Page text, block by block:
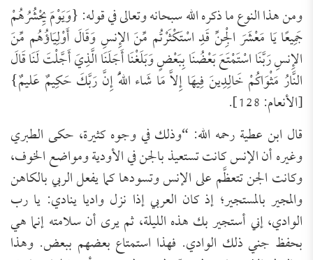
ومن هذا النوع ما ذكره الله سبحانه وتعالى في قوله: {وَيَوْمَ يِحْشُرُهُمْ
جَمِيعًا يَا مَعْشَرَ الْجِنِّ قَدِ اسْتَكْثَرْتُم مِّنَ الإِنسِ وَقَالَ أَوْلِيَاؤُهُم مِّنَ
الإِنسِ رَبَّنَا اسْتَمْتَعَ بَعْضُنَا بِبَعْضٍ وَبَلَغْنَا أَجَلَنَا الَّذِيَ أَجَّلْتَ لَنَا قَالَ
النَّارُ مَثْوَاكُمْ خَالِدِينَ فِيهَا إِلاَّ مَا شَاء اللّهُ إِنَّ رَبَّكَ حَكِيمٌ عَليمٌ}
[الأنعام: 128].
قال ابن عطية رحمه الله: “وذلك في وجوه كثيرة، حكى الطبري
وغيره أن الإنس كانت تستعيذ بالجن في الأودية ومواضع الخوف،
وكانت الجن تتعظَّم على الإنس وتسودها كما يفعل الربي بالكاهن
والمجير بالمستجير؛ إذ كان العربي إذا نزل واديا ينادي: يا رب
الوادي، إني أستجير بك هذه الليلة، ثم يرى أن سلامته إنما هي
بحفظ جني ذلك الوادي. فهذا استمتاع بعضهم ببعض. وهذا